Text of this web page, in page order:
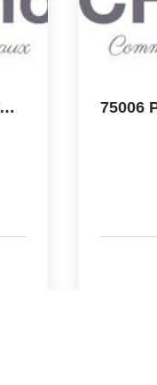
75010 Paris Cession De Brasserie D'Angle Avec Terrasse +...